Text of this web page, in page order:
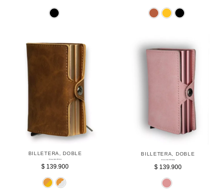
BILLETERA ,DOBLE
$ 139.900
BILLETERA DOBLE
$139.900